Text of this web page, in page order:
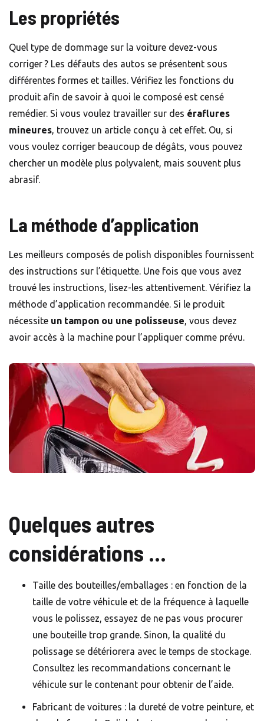
Les propriétés
Quel type de dommage sur la voiture devez-vous
corriger ? Les défauts des autos se présentent sous
différentes formes et tailles. Vérifiez les fonctions du
produit afin de savoir à quoi le composé est censé
remédier. Si vous voulez travailler sur des éraflures
mineures, trouvez un article conçu à cet effet. Ou, si
vous voulez corriger beaucoup de dégâts, vous pouvez
chercher un modèle plus polyvalent, mais souvent plus
abrasif.
La méthode d’application
Les meilleurs composés de polish disponibles fournissent
des instructions sur l’étiquette. Une fois que vous avez
trouvé les instructions, lisez-les attentivement. Vérifiez la
méthode d’application recommandée. Si le produit
nécessite un tampon ou une polisseuse, vous devez
avoir accès à la machine pour l’appliquer comme prévu.
Quelques autres
considérations …
Taille des bouteilles/emballages : en fonction de la
taille de votre véhicule et de la fréquence à laquelle
vous le polissez, essayez de ne pas vous procurer
une bouteille trop grande. Sinon, la qualité du
polissage se détériorera avec le temps de stockage.
Consultez les recommandations concernant le
véhicule sur le contenant pour obtenir de l’aide.
Fabricant de voitures : la dureté de votre peinture, et